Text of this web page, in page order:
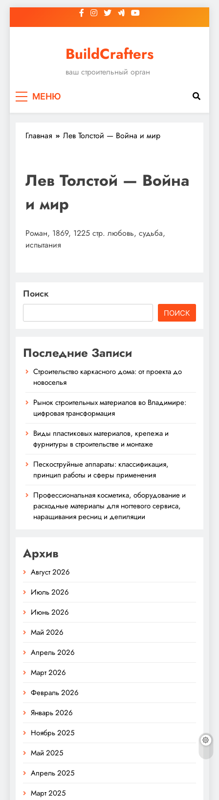
к
BuildCrafters
ваш строительный орган
МЕНЮ
Главная Лев Толстой — Война и мир
Лев Толстой — Война
и мир
Роман, 1869, 1225 стр. любовь, судьба,
испытания
Поиск
ПОИСК
Последние Записи
Строительство каркасного дома: от проекта до
новоселья
Рынок строительных материалов во Владимире:
цифровая трансформация
Виды пластиковых материалов, крепежа и
фурнитуры в строительстве и монтаже
Пескоструйные аппараты: классификация,
принцип работы и сферы применения
Профессиональная косметика, оборудование и
расходные материалы для ногтевого сервиса,
наращивания ресниц и депиляции
Архив
Август 2026
Июль 2026
Июнь 2026
Май 2026
Апрель 2026
Март 2026
Февраль 2026
Январь 2026
Ноябрь 2025
Май 2025
Апрель 2025
Март 2025